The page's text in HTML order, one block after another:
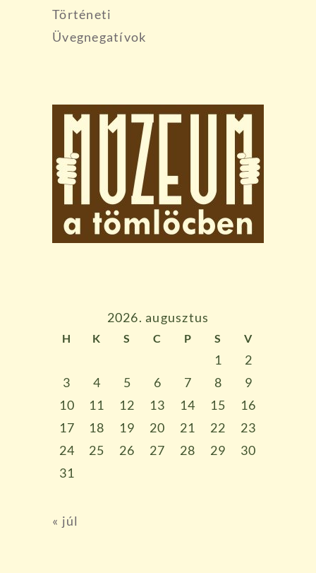
Történeti
Üvegnegatívok
2026. augusztus
H K S C P S V
1
2
3
4 5 6 7 8
9
10
11 12 13 14 15
16
17
18 19 20 21 22
23
24
25 26 27 28 29
30
31
« júl